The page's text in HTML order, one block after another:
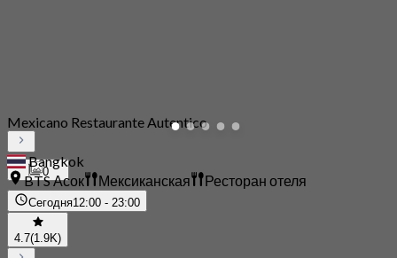
0
Mexicano Restaurante Autentico
Bangkok
BTS Асок
Мексиканская Ресторан отеля
Сегодня12:00 - 23:00
4.7(1.9K)